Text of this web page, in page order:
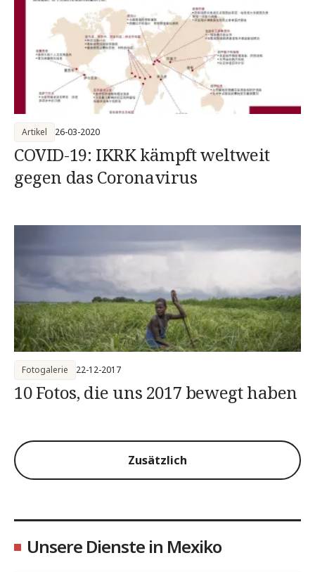
COVID-19: IKRK kämpft weltweit
gegen das Coronavirus
Artikel 26-03-2020
10 Fotos, die uns 2017 bewegt haben
Fotogalerie 22-12-2017
Zusätzlich
Unsere Dienste in Mexiko